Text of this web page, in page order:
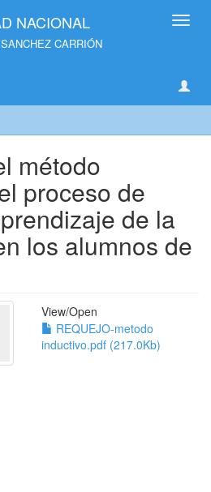
NACIONAL
CARRIÓN
método
proceso de
de la
los alumnos de
View/Open
REQUEJO-metodo
inductivo.pdf (217.0Kb)